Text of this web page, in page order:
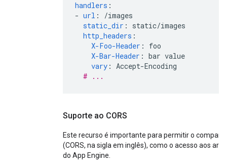
handlers :
- url :
/images
static_dir :
static/images
http_headers :
X-Foo-Header :
foo
X-Bar-Header : bar value
vary : Accept-Encoding
# ...
Suporte ao CORS
Este recurso é importante para permitir o
(CORS, na sigla em inglês), como o acesso aos
do App Engine.